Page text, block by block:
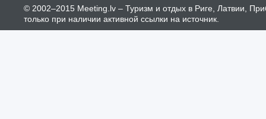
© 2002–2015 Meeting.lv – Туризм и отдых в Риге, Латвии,
только при наличии активной ссылки на источник.